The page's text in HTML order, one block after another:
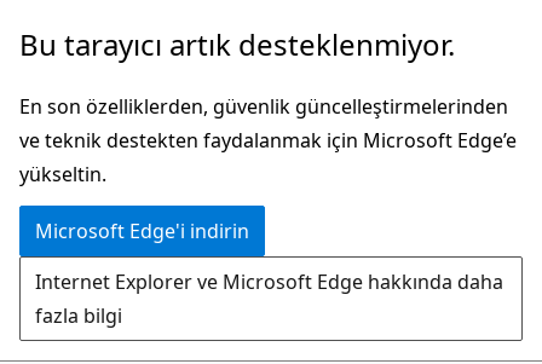
Ana
atla
Sayfa
gezintiye
atla
Bu tarayıcı artık desteklenmiyor.
En son özelliklerden, güvenlik güncelleştirmelerinden
ve teknik destekten faydalanmak için Microsoft Edge’e
yükseltin.
Microsoft Edge'i indirin
Internet Explorer ve Microsoft Edge hakkında daha
fazla bilgi